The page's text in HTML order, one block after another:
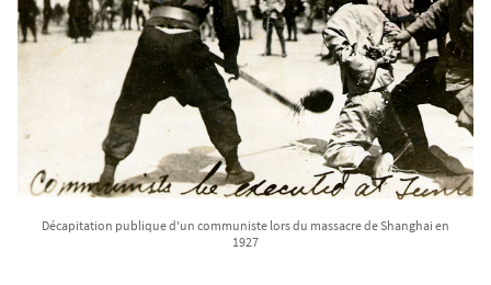
Décapitation publique d'un communiste lors du massacre de Shanghai en
1927